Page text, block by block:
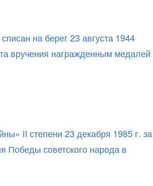
на берег 23 августа 1944
вручения награжденным медалей
II степени 23 декабря 1985 г. за
Победы советского народа в